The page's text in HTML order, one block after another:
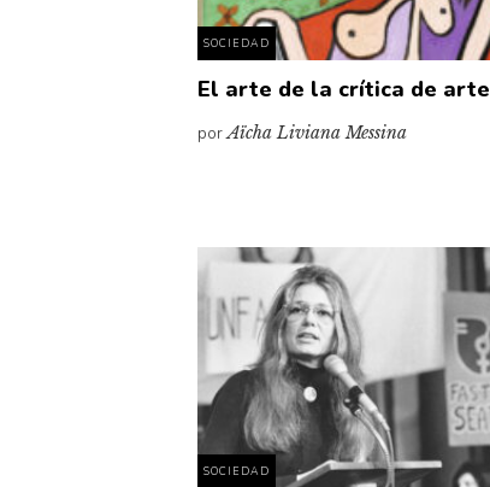
SOCIEDAD
El arte de la crítica de arte
porAïcha Liviana Messina
SOCIEDAD